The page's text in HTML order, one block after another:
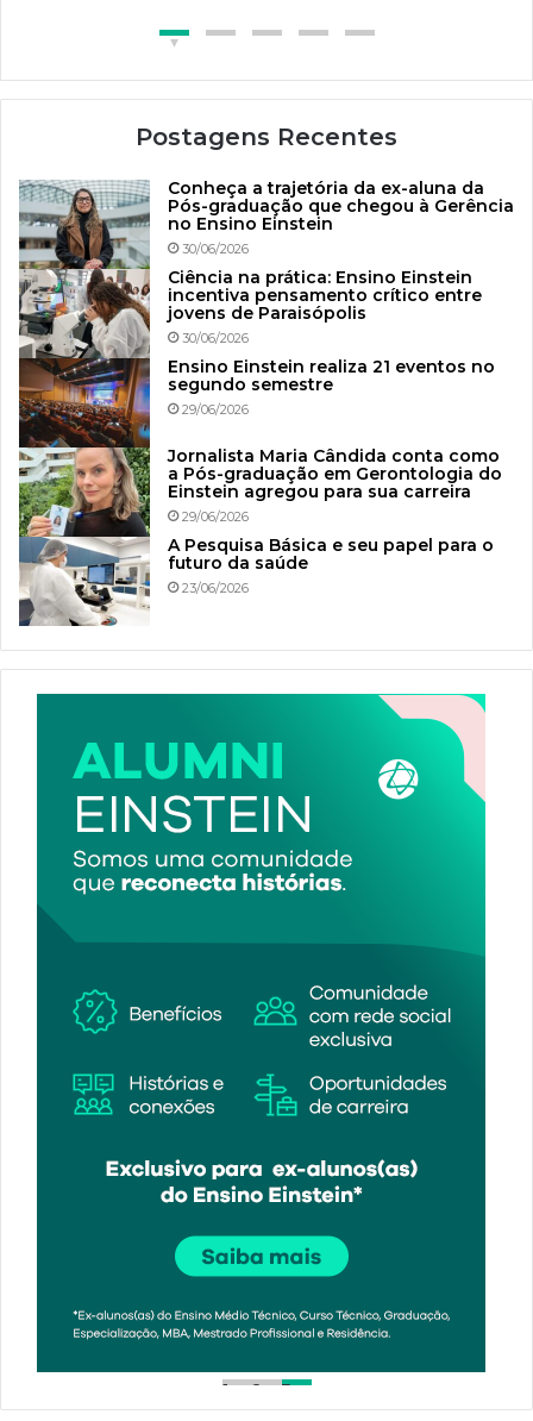
Postagens Recentes
Conheça a trajetória da ex-aluna da
Pós-graduação que chegou à Gerência
no Ensino Einstein
30/06/2026
Ciência na prática: Ensino Einstein
incentiva pensamento crítico entre
jovens de Paraisópolis
30/06/2026
Ensino Einstein realiza 21 eventos no
segundo semestre
29/06/2026
Jornalista Maria Cândida conta como
a Pós-graduação em Gerontologia do
Einstein agregou para sua carreira
29/06/2026
A Pesquisa Básica e seu papel para o
futuro da saúde
23/06/2026
1 2 3